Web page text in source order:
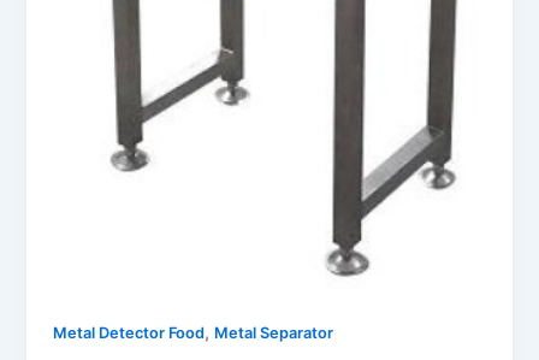
Metal Detector Food, Metal Separator